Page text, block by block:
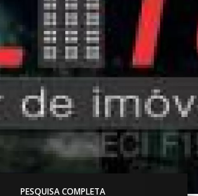
PESQUISA COMPLETA